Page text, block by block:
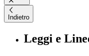
Indietro
Leggi e